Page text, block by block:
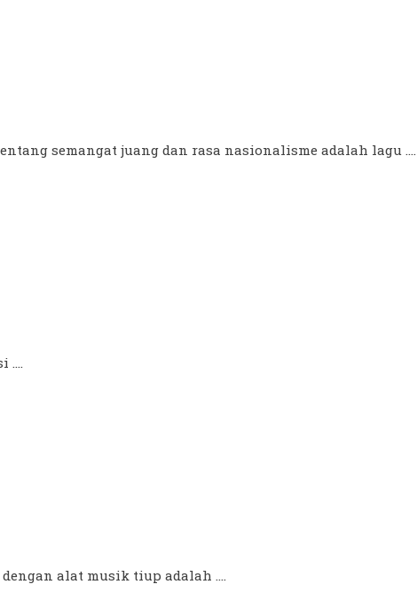
semangat juang dan rasa nasionalisme adalah lagu ....
....
alat musik tiup adalah ....